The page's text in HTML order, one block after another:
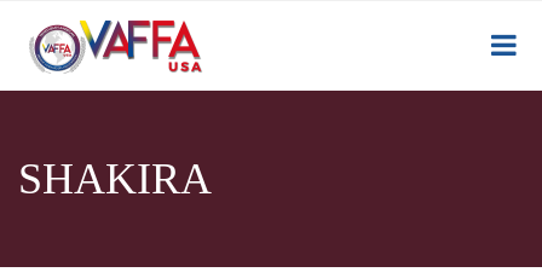
SHAKIRA